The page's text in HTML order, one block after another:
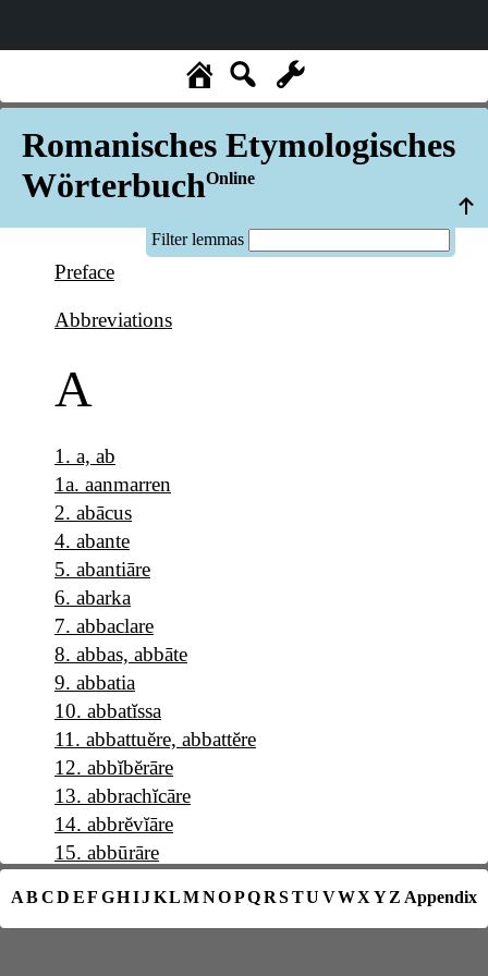
Romanisches Etymologisches
WörterbuchOnline
Filter lemmas
Preface
Abbreviations
A
1 . a, ab
1a. aanmarren
2. abācus
4. abante
5. abantiāre
6. abarka
7. abbaclare
8. abbas, abbāte
9. abbatia
10. abbatĭssa
11 . abbattuĕre, abbattĕre
12. abbĭbĕrāre
13. abbrachĭcāre
14. abbrĕvĭāre
15. abbūrāre
17.abĕllāna
A BCD EF GHIJKL MNOPQRSTU VWX YZ Appendix